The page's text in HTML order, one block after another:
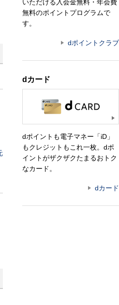
いただける入会金無料・年会費
無料のポイントプログラムで
す。
dポイントクラブ
dカード
dポイントも電子マネー「iD」
もクレジットもこれ一枚。dポ
イントがザクザクたまるおトク
なカード。
dカード